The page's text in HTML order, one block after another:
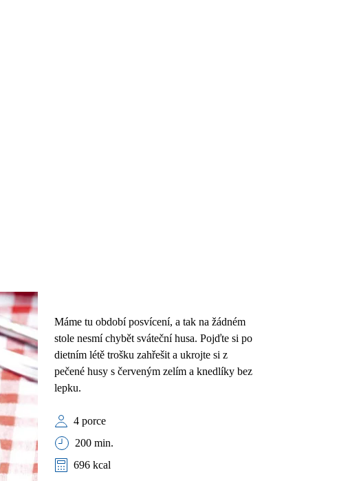
Máme tu období posvícení, a tak na žádném
stole nesmí chybět sváteční husa. Pojďte si po
dietním létě trošku zahřešit a ukrojte si z
pečené husy s červeným zelím a knedlíky bez
lepku.
4 porce
200 min.
696 kcal